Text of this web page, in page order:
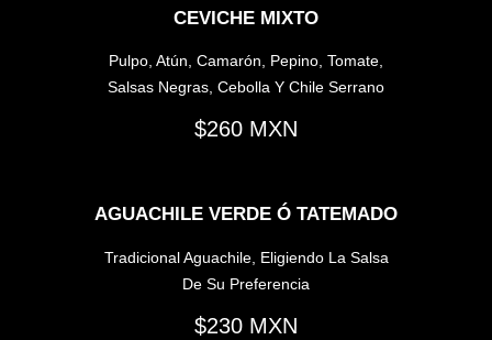
CEVICHE MIXTO
Pulpo, Atún, Camarón, Pepino, Tomate,
Salsas Negras, Cebolla Y Chile Serrano
260
AGUACHILE VERDE Ó TATEMADO
Tradicional Aguachile, Eligiendo La Salsa
De Su Preferencia
230